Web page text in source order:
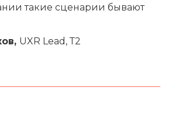
такие сценарии бывают
UXR Lead, Т2